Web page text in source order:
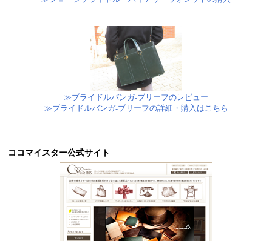
≫ブライドルバンガ-ブリーフのレビュー
≫ブライドルバンガ-ブリーフの詳細・購入はこちら
ココマイスター公式サイト